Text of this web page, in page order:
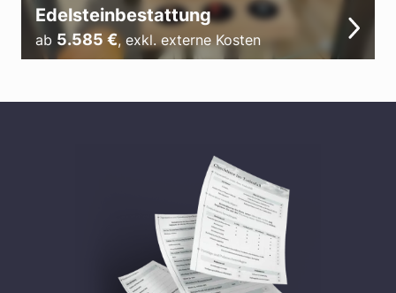
Edelsteinbestattung
ab 5.585 €, exkl. externe Kosten